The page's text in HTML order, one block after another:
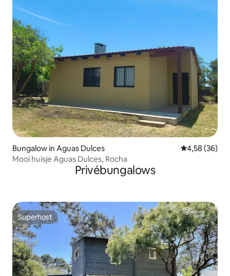
Bungalow in Aguas Dulces Gemiddelde
4,58 (36)
Mooi huisje Aguas Dulces, Rocha
Privébungalows
Superhost
Superhost